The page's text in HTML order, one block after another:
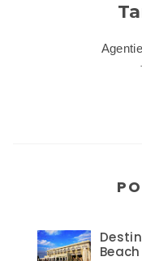
Beach